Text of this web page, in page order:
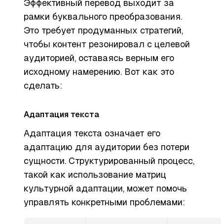
Эффективный перевод выходит за
рамки буквального преобразования.
Это требует продуманных стратегий,
чтобы контент резонировал с целевой
аудиторией, оставаясь верным его
исходному намерению. Вот как это
сделать:
Адаптация текста
Адаптация текста означает его
адаптацию для аудитории без потери
сущности. Структурированный процесс,
такой как использование матриц
культурной адаптации, может помочь
управлять конкретными проблемами: